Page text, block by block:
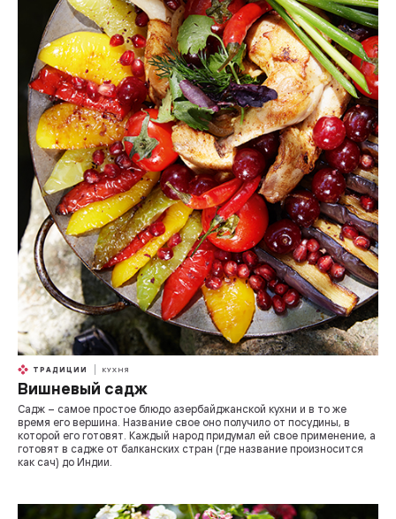
ТРАДИЦИИ КУХНЯ
Вишневый садж
Садж – самое простое блюдо азербайджанской кухни и в то же
время его вершина. Название свое оно получило от посудины, в
которой его готовят. Каждый народ придумал ей свое применение, а
готовят в садже от балканских стран (где название произносится
как сач) до Индии.